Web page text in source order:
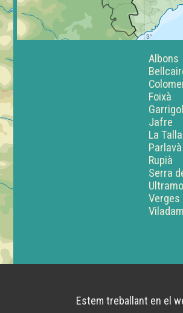
Albons
Foixà
Jafre
La
Parlavà
Rupià
Serra
Verges
Estem treballant en el